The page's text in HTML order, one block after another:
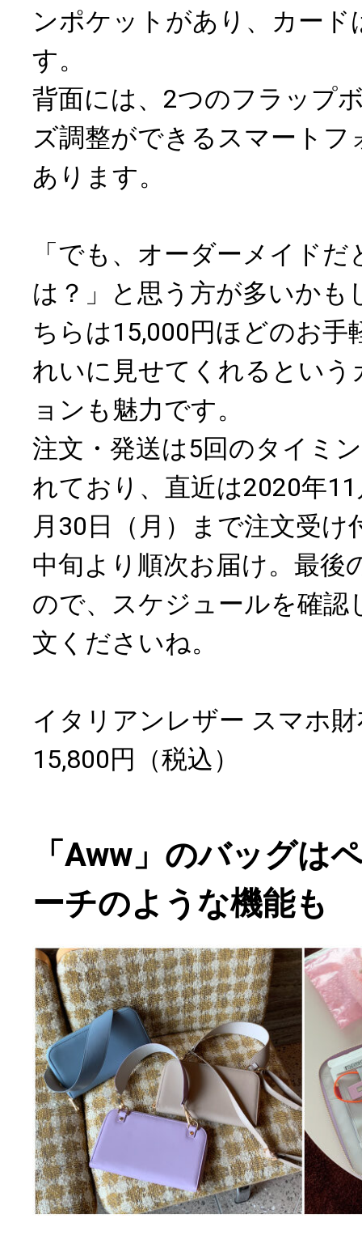
ンポケットがあり、カード
す。
背面には、2つのフラップ
ズ調整ができるスマートフ
あります。
「でも、オーダーメイド
は？」と思う方が多いかも
ちらは15,000円ほどのお手
れいに見せてくれるという
ョンも魅力です。
注文・発送は5回のタイミ
れており、直近は2020年
月30日（月）まで注文受け
中旬より順次お届け。最後
ので、スケジュールを確認
文くださいね。
イタリアンレザー スマホ
15,800円（税込）
「Aww」のバッグは
ーチのような機能も